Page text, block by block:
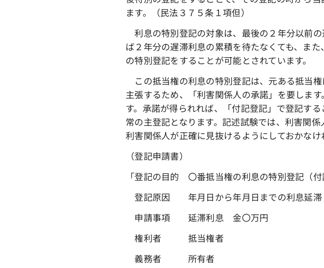
ます。（民法３７５条１項但）
利息の特別登記の対象は、最後の２年分以前
ば２年分の遅滞利息の累積を待たなくても、ま
の特別登記をすることが可能とされています。
この抵当権の利息の特別登記は、元ある抵当
主張するため、「利害関係人の承諾」を要しま
す。承諾が得られれば、「付記登記」で登記す
常の主登記となります。記述試験では、利害関
利害関係人が正確に見抜けるようにしておかなけ
（登記申請書）
「登記の目的 〇番抵当権の利息の特別登記（付
登記原因 年月日から年月日までの利息延滞
申請事項 延滞利息 金〇万円
権利者 抵当権者
義務者 所有者